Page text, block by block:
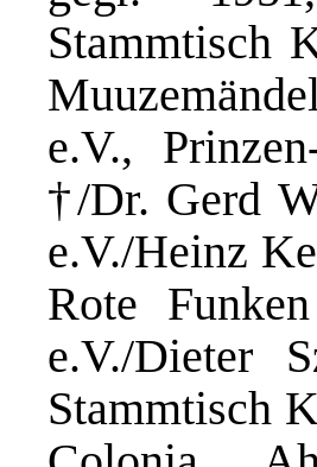
Stammtisch
e.V.,
†/Dr. Gerd
e.V./Heinz
Rote
e.V./Dieter
Stammtisch